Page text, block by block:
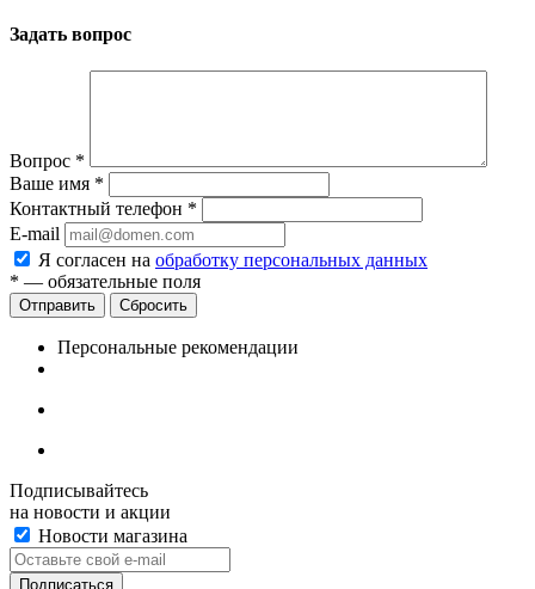
Задать вопрос
Вопрос *
Ваше имя *
Контактный телефон *
E-mail
Я согласен на обработку персональных данных
* — обязательные поля
Сбросить
Персональные рекомендации
Подписывайтесь
на новости и акции
Новости магазина